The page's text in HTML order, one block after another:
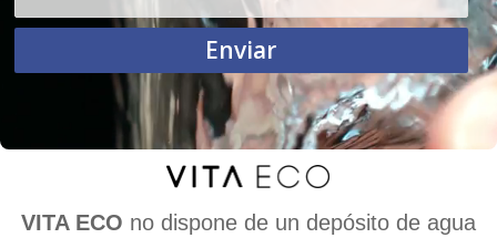
Enviar
VITA ECO no dispone de un depósito de agua